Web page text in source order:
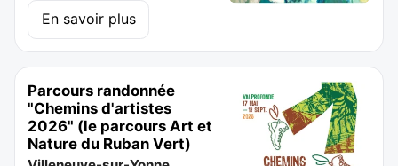
En savoir plus
Parcours randonnée
"Chemins d'artistes
2026" (le parcours Art et
Nature du Ruban Vert)